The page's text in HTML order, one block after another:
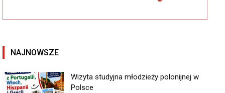
NAJNOWSZE
Wizyta studyjna młodzieży polonijnej w
Polsce